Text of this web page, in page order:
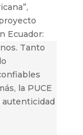
Ecuador:
Tanto
la PUCE
autenticidad